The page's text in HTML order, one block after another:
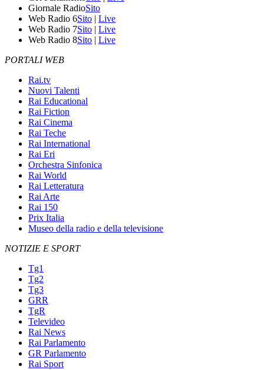
Giornale RadioSito
Web Radio 6Sito | Live
Web Radio 7Sito | Live
Web Radio 8Sito | Live
PORTALI WEB
Rai.tv
Nuovi Talenti
Rai Educational
Rai Fiction
Rai Cinema
Rai Teche
Rai International
Rai Eri
Orchestra Sinfonica
Rai World
Rai Letteratura
Rai Arte
Rai 150
Prix Italia
Museo della radio e della televisione
NOTIZIE E SPORT
Tg1
Tg2
Tg3
GRR
TgR
Televideo
Rai News
Rai Parlamento
GR Parlamento
Rai Sport